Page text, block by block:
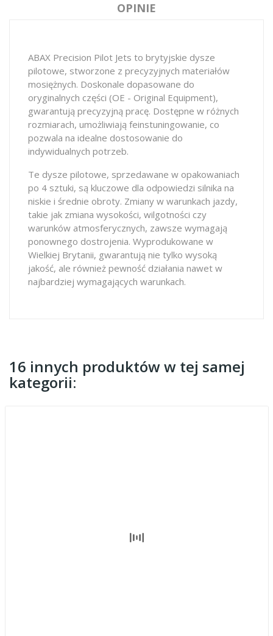
OPINIE
ABAX Precision Pilot Jets to brytyjskie dysze
pilotowe, stworzone z precyzyjnych materiałów
mosiężnych. Doskonale dopasowane do
oryginalnych części (OE - Original Equipment),
gwarantują precyzyjną pracę. Dostępne w różnych
rozmiarach, umożliwiają feinstuningowanie, co
pozwala na idealne dostosowanie do
indywidualnych potrzeb.
Te dysze pilotowe, sprzedawane w opakowaniach
po 4 sztuki, są kluczowe dla odpowiedzi silnika na
niskie i średnie obroty. Zmiany w warunkach jazdy,
takie jak zmiana wysokości, wilgotności czy
warunków atmosferycznych, zawsze wymagają
ponownego dostrojenia. Wyprodukowane w
Wielkiej Brytanii, gwarantują nie tylko wysoką
jakość, ale również pewność działania nawet w
najbardziej wymagających warunkach.
16 innych produktów w tej samej
kategorii: